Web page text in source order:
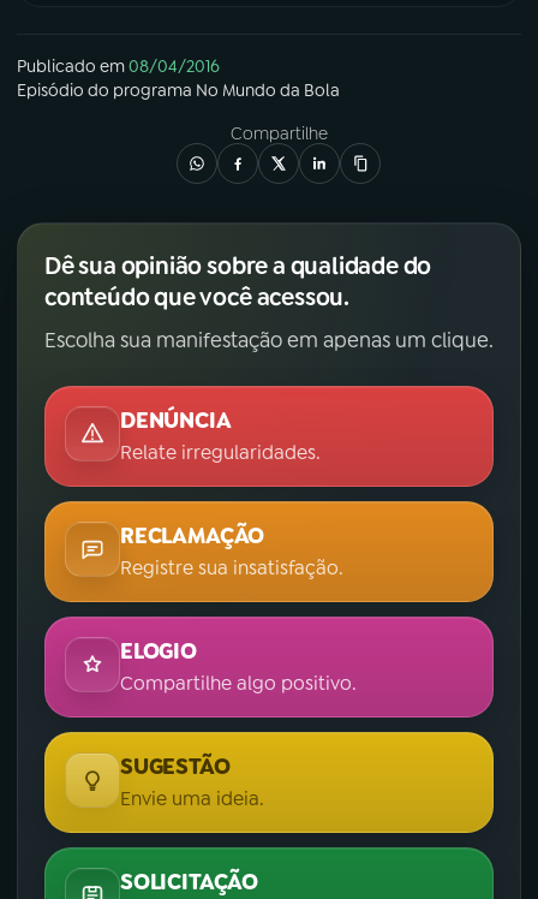
Publicado em08/04/2016
Episódio do programa No Mundo da Bola
Compartilhe
Dê sua opinião sobre a qualidade do
conteúdo que você acessou.
Escolha sua manifestação em apenas um clique.
DENÚNCIA
Relate irregularidades.
RECLAMAÇÃO
Registre sua insatisfação.
ELOGIO
Compartilhe algo positivo.
SUGESTÃO
Envie uma ideia.
SOLICITAÇÃO